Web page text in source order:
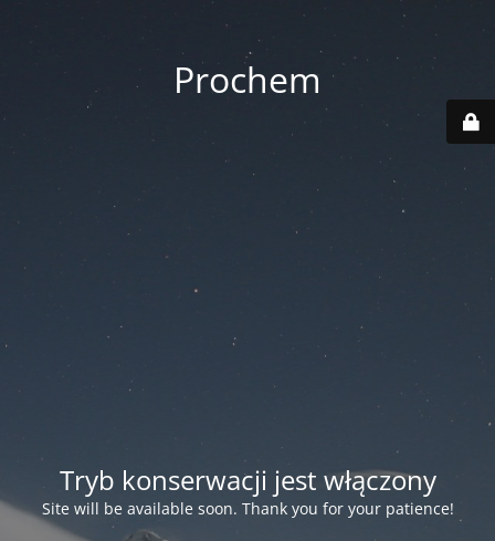
Prochem
Tryb konserwacji jest włączony
Site will be available soon. Thank you for your patience!